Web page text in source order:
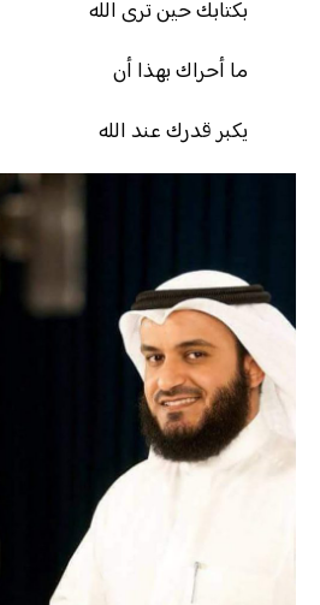
بكتابك حين ترى الله
ما أحراك بهذا أن
يكبر قدرك عند الله